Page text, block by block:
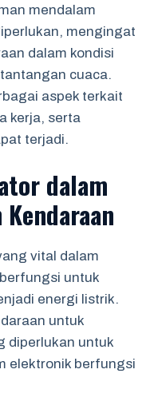
mendalam
mengingat
dalam kondisi
cuaca.
aspek terkait
kerja, serta
terjadi.
dalam
vital dalam
untuk
energi listrik.
untuk
diperlukan untuk
elektronik berfungsi